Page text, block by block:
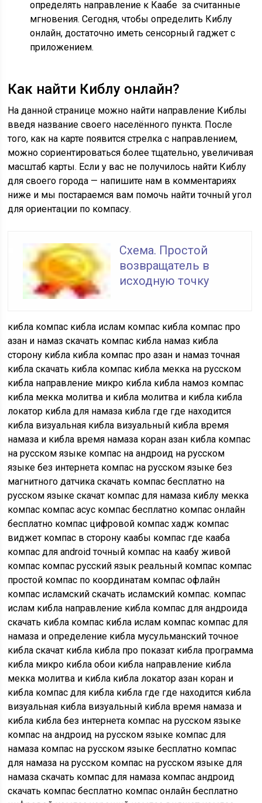
определять направление к Каабе за считанные
мгновения. Сегодня, чтобы определить Киблу
онлайн, достаточно иметь сенсорный гаджет с
приложением.
Как найти Киблу онлайн?
На данной странице можно найти направление Киблы
введя название своего населённого пункта. После
того, как на карте появится стрелка с направлением,
можно сориентироваться более тщательно, увеличивая
масштаб карты. Если у вас не получилось найти Киблу
для своего города — напишите нам в комментариях
ниже и мы постараемся вам помочь найти точный угол
для ориентации по компасу.
Схема. Простой
возвращатель в
исходную точку
кибла компас кибла ислам компас кибла компас про
азан и намаз скачать компас кибла намаз кибла
сторону кибла кибла компас про азан и намаз точная
кибла скачать кибла компас кибла мекка на русском
кибла направление микро кибла кибла намоз компас
кибла мекка молитва и кибла молитва и кибла кибла
локатор кибла для намаза кибла где где находится
кибла визуальная кибла визуальный кибла время
намаза и кибла время намаза коран азан кибла компас
на русском языке компас на андроид на русском
языке без интернета компас на русском языке без
магнитного датчика скачать компас бесплатно на
русском языке скачат компас для намаза киблу мекка
компас компас асус компас бесплатно компас онлайн
бесплатно компас цифровой компас хадж компас
виджет компас в сторону каабы компас где кааба
компас для android точный компас на каабу живой
компас компас русский язык реальный компас компас
простой компас по координатам компас офлайн
компас исламский скачать исламский компас. компас
ислам кибла направление кибла компас для андроида
скачать кибла компас кибла ислам компас компас для
намаза и определение кибла мусульманский точное
кибла скачат кибла кибла про показат кибла программа
кибла микро кибла обои кибла направление кибла
мекка молитва и кибла кибла локатор азан коран и
кибла компас для кибла кибла где где находится кибла
визуальная кибла визуальный кибла время намаза и
кибла кибла без интернета компас на русском языке
компас на андроид на русском языке компас для
намаза компас на русском языке бесплатно компас
для намаза на русском компас на русском языке для
намаза скачать компас для намаза компас андроид
скачать компас бесплатно компас онлайн бесплатно